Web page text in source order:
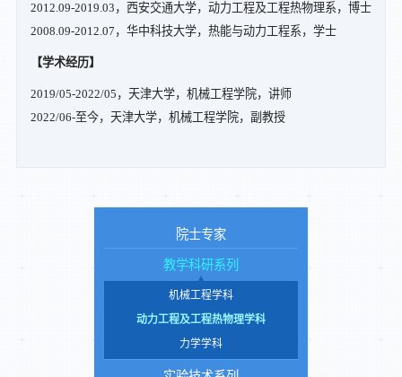
2012.09-2019.03，西安交通大学，动力工程及工程热物理系，博士
2008.09-2012.07，华中科技大学，热能与动力工程系，学士
【学术经历】
2019/05-2022/05，天津大学，机械工程学院，讲师
2022/06-至今，天津大学，机械工程学院，副教授
院士专家
教学科研系列
机械工程学科
动力工程及工程热物理学科
力学学科